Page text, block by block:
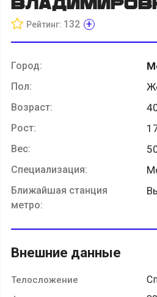
Рейтинг: 132 +
Город:
Пол:
Возраст:
Рост:
Вес:
Специализация:
Ближайшая станция
метро:
Внешние данные
Телосложение